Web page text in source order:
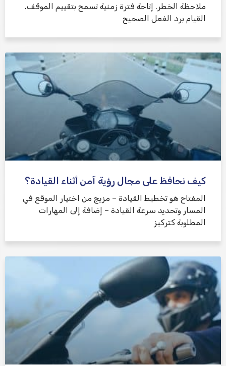
ملاحظة الخطر. إتاحة فترة زمنية تسمح بتقييم الموقف.
القيام برد الفعل الصحيح
كيف نحافظ على مجال رؤية آمن أثناء القيادة؟
المفتاح هو تخطيط القيادة – مزيج من اختيار الموقع في
المسار وتحديد سرعة القيادة – إضافة إلى المهارات
المطلوبة كتركيز